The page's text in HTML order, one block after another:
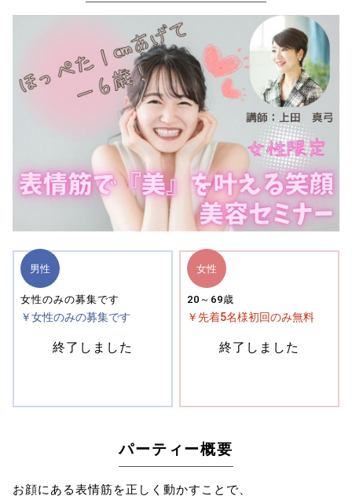
男性
女性のみの募集です
￥女性のみの募集です
終了しました
女性
20～69歳
￥先着5名様初回のみ無料
終了しました
パーティー概要
お顔にある表情筋を正しく動かすことで、